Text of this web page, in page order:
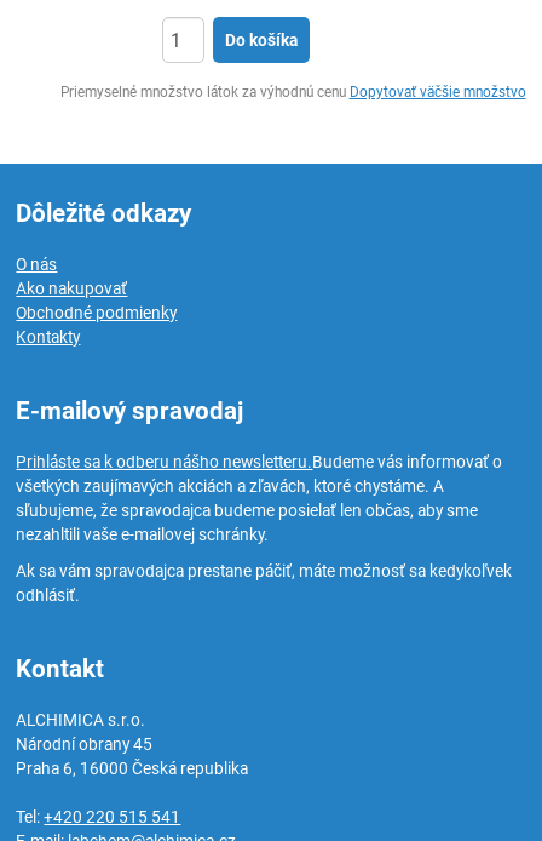
Do košíka
Priemyselné množstvo látok za výhodnú cenu Dopytovať väčšie množstvo
Dôležité odkazy
O nás
Ako nakupovať
Obchodné podmienky
Kontakty
E-mailový spravodaj
Prihláste sa k odberu nášho newsletteru.Budeme vás informovať o
všetkých zaujímavých akciách a zľavách, ktoré chystáme. A
sľubujeme, že spravodajca budeme posielať len občas, aby sme
nezahltili vaše e-mailovej schránky.
Ak sa vám spravodajca prestane páčiť, máte možnosť sa kedykoľvek
odhlásiť.
Kontakt
ALCHIMICA s.r.o.
Národní obrany 45
Praha 6, 16000Česká republika
Tel:+420 220 515 541